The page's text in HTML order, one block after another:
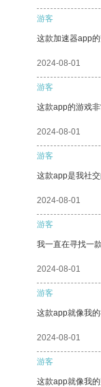
游客
这款加速器app
2024-08-01
游客
这款app的游戏非
2024-08-01
游客
这款app是我社
2024-08-01
游客
我一直在寻找一
2024-08-01
游客
这款app就像我
2024-08-01
游客
这款app就像我